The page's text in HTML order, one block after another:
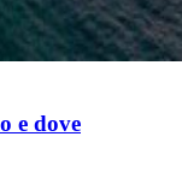
e dove